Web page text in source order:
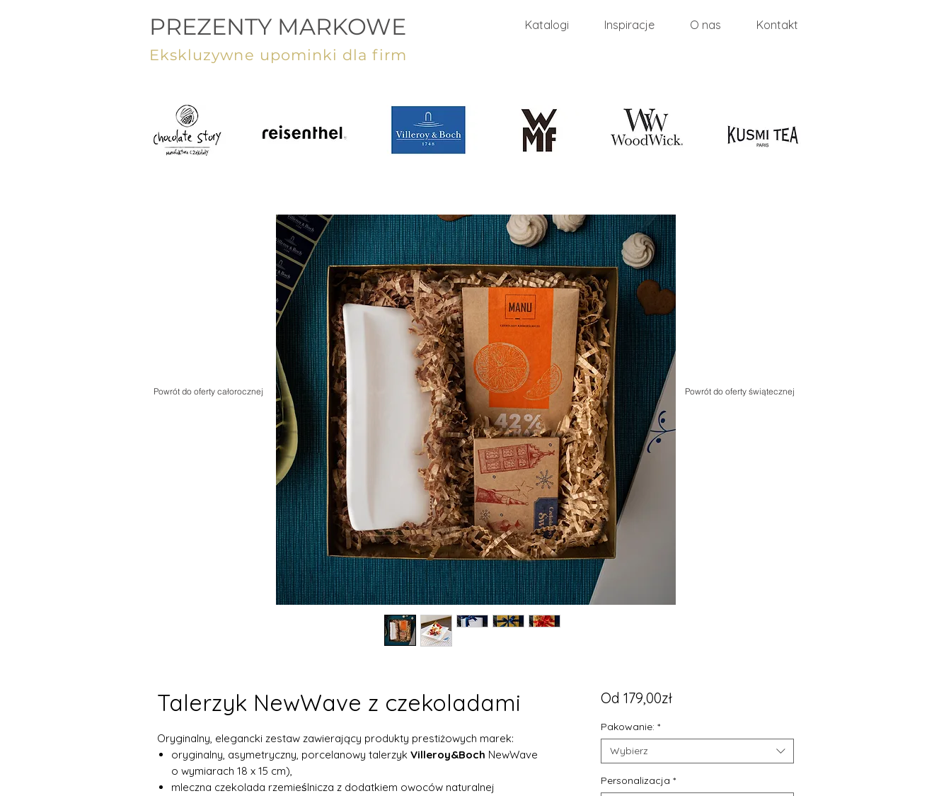
PREZENTY MARKOWE Katalogi Inspiracje O nas Kontakt
Ekskluzywne upominki dla firm
Talerzyk NewWave z czekoladami
Oryginalny, elegancki zestaw zawierający produkty prestiżowych marek:
oryginalny, asymetryczny, porcelanowy talerzyk Villeroy&Boch NewWave
o wymiarach 18 x 15 cm),
mleczna czekolada rzemieślnicza z dodatkiem owoców naturalnej
Od 179,00złCena
Pakowanie: *
Wybierz
Personalizacja *
Powrót do oferty całorocznej Powrót do oferty świątecznej